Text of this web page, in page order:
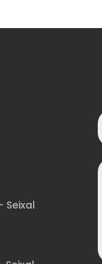
Seixal